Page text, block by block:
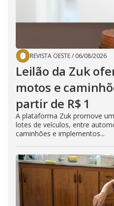
REVISTA OESTE/ 06/08/2026
Leilão da Zuk
motos e
partir de R$ 1
A plataforma Zuk promove
lotes de veículos, entre
caminhões e implementos...